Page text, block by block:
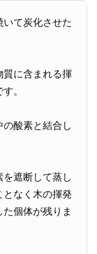
いて炭化させた
質に含まれる揮
。
酸素と結合し
を遮断して蒸し
となく木の揮発
個体が残りま